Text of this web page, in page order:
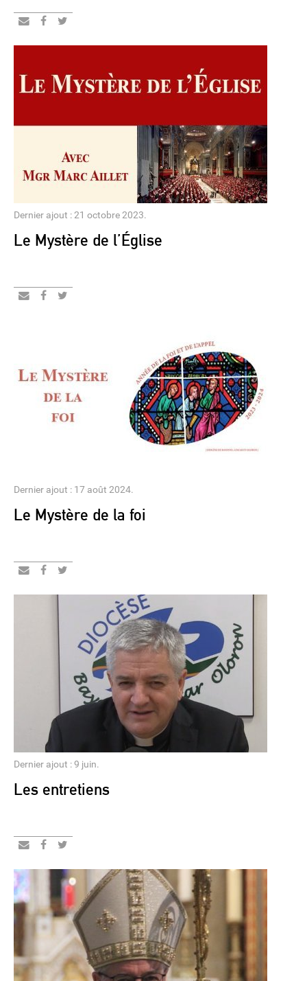
Dernier ajout : 21 octobre 2023.
Le Mystère de l’Église
Dernier ajout : 17 août 2024.
Le Mystère de la foi
Dernier ajout : 9 juin.
Les entretiens